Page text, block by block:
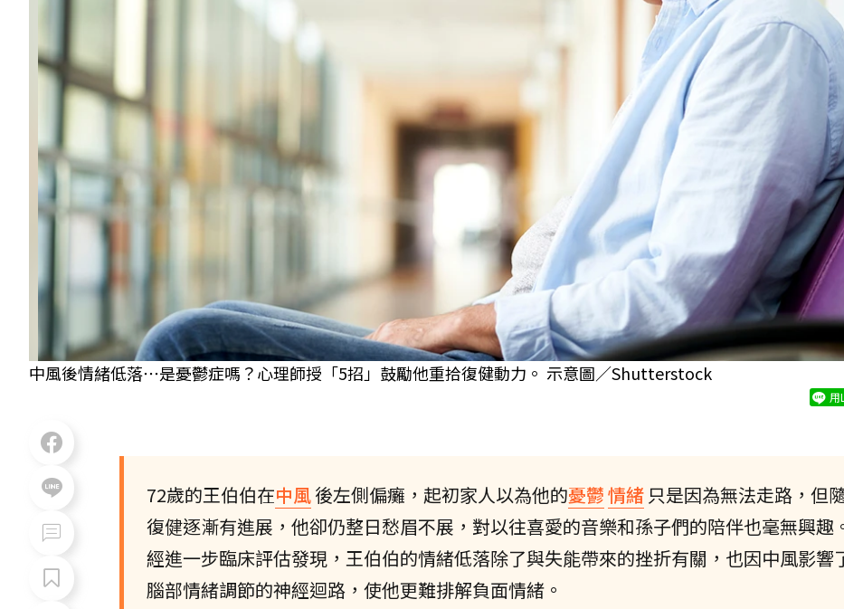
中風後情緒低落⋯是憂鬱症嗎？心理師授「5招」鼓勵他重拾復健動力。 示意圖／Shutterstock
用
72歲的王伯伯在中風後左側偏癱，起初家人以為他的憂鬱情緒 只是因為無法走路，但
復健逐漸有進展，他卻仍整日愁眉不展，對以往喜愛的音樂和孫子們的陪伴也毫無興趣
經進一步臨床評估發現，王伯伯的情緒低落除了與失能帶來的挫折有關，也因中風影響
腦部情緒調節的神經迴路，使他更難排解負面情緒。